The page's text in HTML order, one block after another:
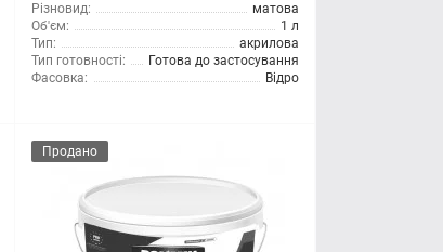
Різновид:
матова
Об'єм:
1 л
Тип:
акрилова
Тип готовності:
Готова до застосування
Фасовка:
Відро
Продано